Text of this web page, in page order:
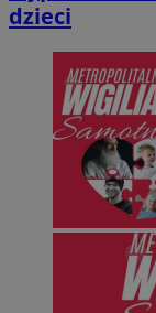
dzieci